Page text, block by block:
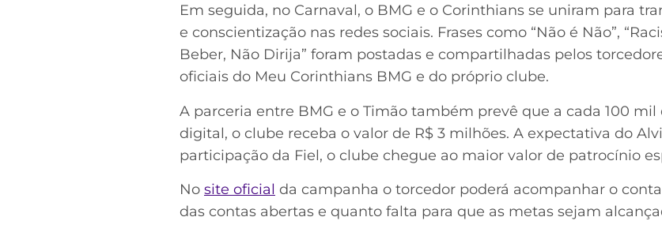
Em seguida, no Carnaval, o BMG e o Corinthians se uniram para
e conscientização nas redes sociais. Frases como “Não é Não”,
Beber, Não Dirija” foram postadas e compartilhadas pelos
oficiais do Meu Corinthians BMG e do próprio clube.
A parceria entre BMG e o Timão também prevê que a cada 100
digital, o clube receba o valor de R$ 3 milhões. A expectativa do
participação da Fiel, o clube chegue ao maior valor de patrocínio
No site oficial da campanha o torcedor poderá acompanhar o
das contas abertas e quanto falta para que as metas sejam